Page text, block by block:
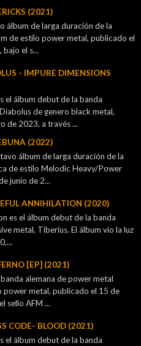
(2021)
álbum de larga duración de la
de estilo power metal, publicado el
el s...
- IMPURE DIMENSIONS
el álbum debut de la banda
de genero black metal,
de 2023, a través ...
(2022)
álbum de larga duración de la
de estilo Melodic Heavy/Power
junio de 2...
ANNIHILATION (2020)
es el álbum debut de la banda
metal, Tiberius. El álbum vio la luz
[EP] (2021)
alemana de power metal
power metal, publicado el 15 de
sello AFM ...
CODE- BLOOD (2021)
el álbum debut de la banda